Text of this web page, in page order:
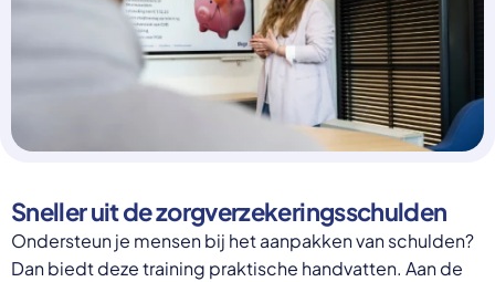
Overheid moet proactief
ondersteuning bieden bij schulden, niet
Schrap de opslag op de zorgpremie voor mensen die
voorkomt de overheid schulden, vermindert stress
en blijft noodzakelijke zorg toegankelijk.
Lees meer
Romana
български
Українська
Sneller uit de zorgverzekeringsschulden
Ondersteun je mensen bij het aanpakken van schulden?
Dan biedt deze training praktische handvatten. Aan de